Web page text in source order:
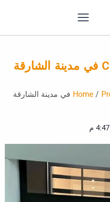
Cibes Voyager Aurora في مدينة الشارقة
Home /
Cibes Voyager Aurora في مدينة الشارقة
4:47 م